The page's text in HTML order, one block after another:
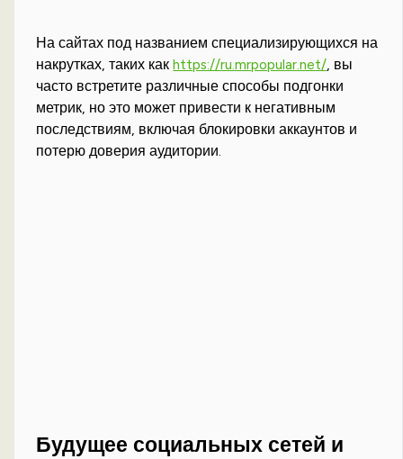
На сайтах под названием специализирующихся на
накрутках, таких какhttps://ru.mrpopular.net/ , вы
часто встретите различные способы подгонки
метрик, но это может привести к негативным
последствиям, включая блокировки аккаунтов и
потерю доверия аудитории.
Будущее социальных сетей и